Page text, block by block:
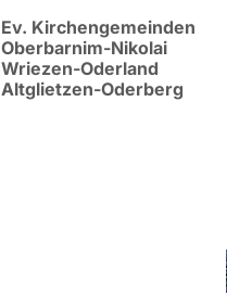
Ev. Kirchengemeinden
Oberbarnim-Nikolai
Wriezen-Oderland
Altglietzen-Oderberg